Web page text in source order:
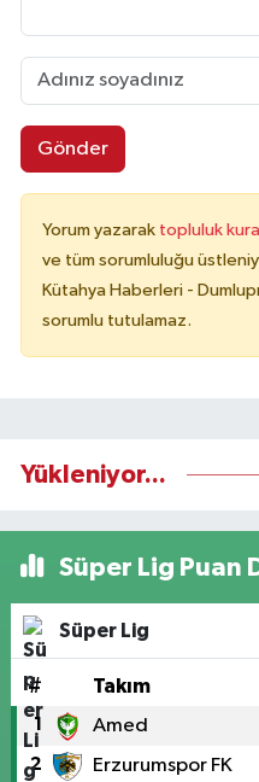
Gönder
Yorum yazarak topluluk
ve tüm sorumluluğu
Kütahya Haberleri -
sorumlu tutulamaz.
Yükleniyor...
Süper Lig Puan
Süper Lig
# Takım
1 Amed
2 Erzurumspor FK